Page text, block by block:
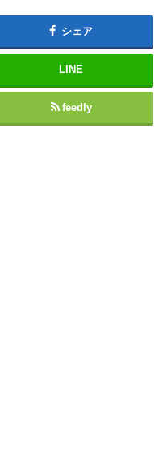
シェア
LINE
feedly